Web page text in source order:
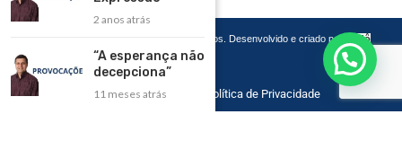
Copyright 2026 – Todos os Direitos Reservados. Desenvolvido e criado por
Cadô
Agência de Marketing
Home Contato Política de Privacidade
2 anos atrás
“A esperança não
decepciona”
11 meses atrás